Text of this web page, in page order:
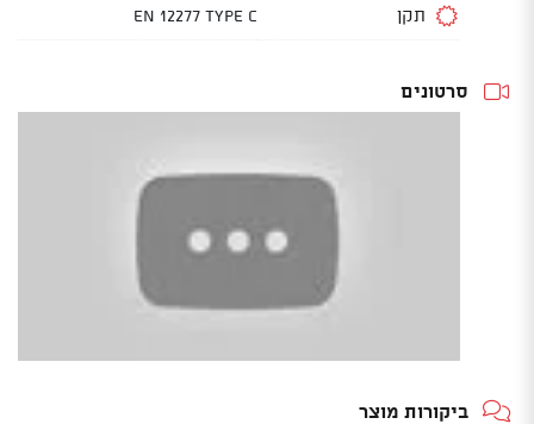
תקן EN 12277 type C
סרטונים
ביקורות מוצר